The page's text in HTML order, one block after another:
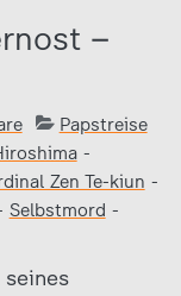
–
Papstreise
-
Zen Te-kiun -
Selbstmord -